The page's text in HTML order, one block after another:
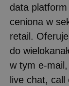
data
ceniona w
retail.
do
w tym e-
live chat,